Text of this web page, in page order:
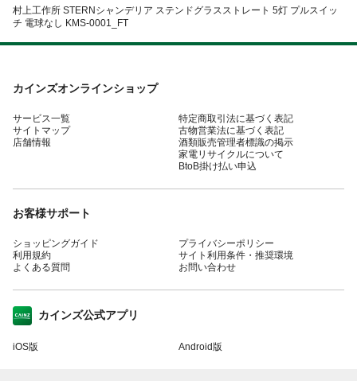
村上工作所 STERNシャンデリア ステンドグラスストレート 5灯 プルスイッ
チ 電球なし KMS-0001_FT
カインズオンラインショップ
サービス一覧
サイトマップ
店舗情報
特定商取引法に基づく表記
古物営業法に基づく表記
酒類販売管理者標識の掲示
家電リサイクルについて
BtoB掛け払い申込
お客様サポート
ショッピングガイド
利用規約
よくある質問
プライバシーポリシー
サイト利用条件・推奨環境
お問い合わせ
カインズ公式アプリ
iOS版 Android版